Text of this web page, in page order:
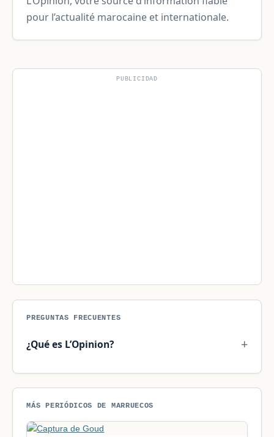
pour l’actualité marocaine et internationale.
PUBLICIDAD
PREGUNTAS FRECUENTES
¿Qué es L’Opinion?
MÁS PERIÓDICOS DE MARRUECOS